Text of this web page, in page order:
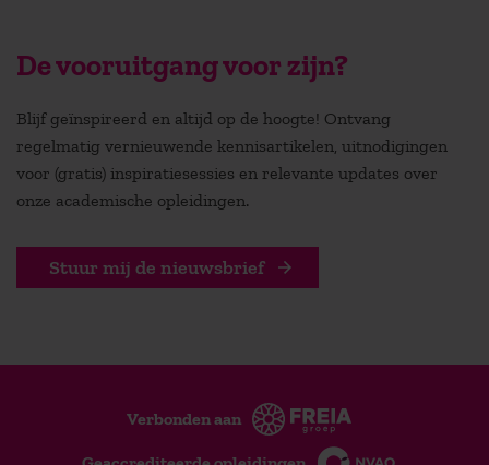
De vooruitgang voor zijn?
Blijf geïnspireerd en altijd op de hoogte! Ontvang
regelmatig vernieuwende kennisartikelen, uitnodigingen
voor (gratis) inspiratiesessies en relevante updates over
onze academische opleidingen.
Stuur mij de nieuwsbrief
Verbonden aan